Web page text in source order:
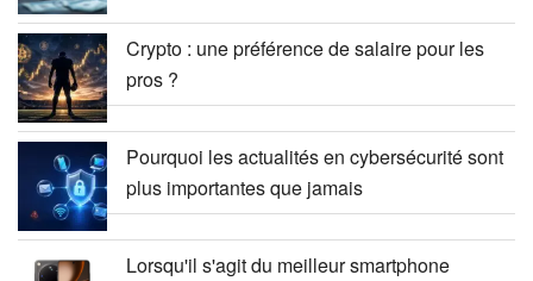
Crypto : une préférence de salaire pour les
pros ?
Pourquoi les actualités en cybersécurité sont
plus importantes que jamais
Lorsqu'il s'agit du meilleur smartphone